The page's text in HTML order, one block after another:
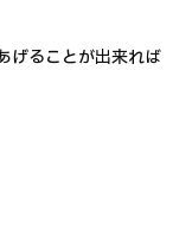
げることが出来れば